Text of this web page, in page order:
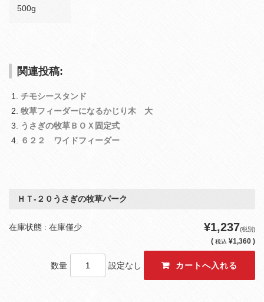
500g
関連投稿:
チモシースタンド
牧草フィーダーになるかじり木 大
うさぎの牧草ＢＯＸ固定式
６２２ ワイドフィーダー
ＨＴ‐２０うさぎの牧草パーク
在庫状態 : 在庫僅少 ¥1,237(税別)
( 税込 ¥1,360 )
数量 設定なし